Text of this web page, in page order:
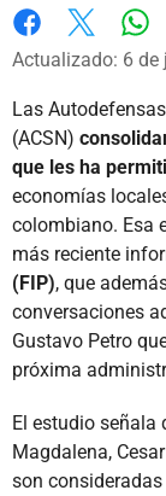
Facebook
X
Actualizado: 6 de
Las
(ACSN)
que les ha
economías
colombiano. Esa
más reciente
(FIP), que
conversaciones
Gustavo Petro
próxima
El estudio señala
Magdalena,
son